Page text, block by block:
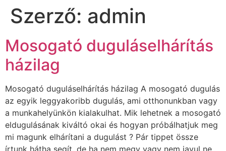
Szerző: admin
Mosogató duguláselhárítás
házilag
Mosogató duguláselhárítás házilag A mosogató dugulás
az egyik leggyakoribb dugulás, ami otthonunkban vagy
a munkahelyünkön kialakulhat. Mik lehetnek a mosogató
eldugulásának kiváltó okai és hogyan próbálhatjuk meg
mi magunk elhárítani a dugulást ? Pár tippet össze
írtunk hátha segít, de ha nem megy vagy nem javul ne